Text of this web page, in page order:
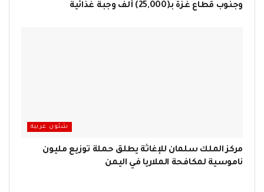
وجنوب قطاع غزة بـ(25,000) ألف وجبة غذائية
شئون عربية
مركز الملك سلمان للإغاثة يطلق حملة توزيع مليون
ناموسية لمكافحة الملاريا في اليمن